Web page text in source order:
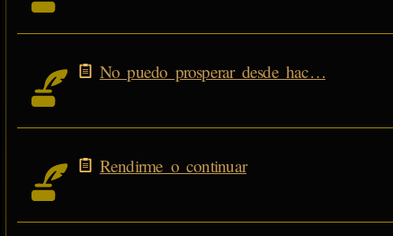
No puedo prosperar desde hac…
Rendirme o continuar